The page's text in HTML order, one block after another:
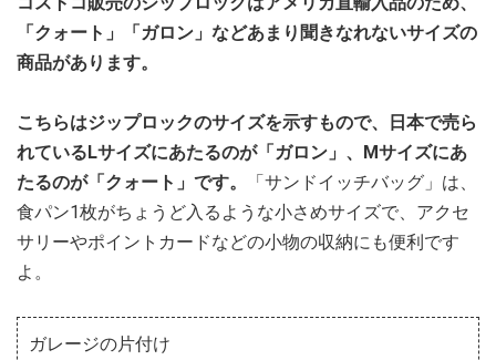
「クォート」「ガロン」などあまり聞きなれないサイズの
商品があります。
こちらはジップロックのサイズを示すもので、日本で売ら
れているLサイズにあたるのが「ガロン」、Mサイズにあ
たるのが「クォート」です。
「サンドイッチバッグ」は、
食パン1枚がちょうど入るような小さめサイズで、アクセ
サリーやポイントカードなどの小物の収納にも便利です
よ。
ガレージの片付け